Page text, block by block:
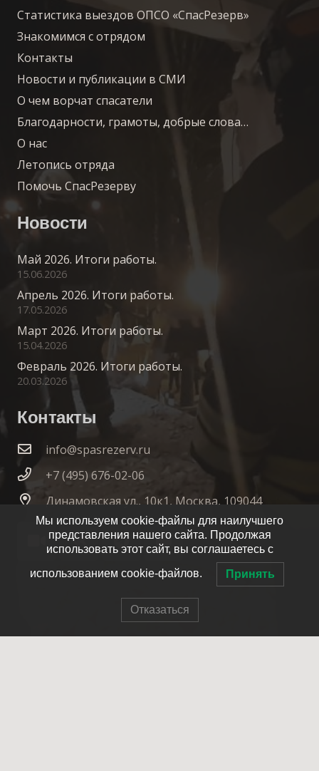
Статистика выездов ОПСО «СпасРезерв»
Знакомимся с отрядом
Контакты
Новости и публикации в СМИ
О чем ворчат спасатели
Благодарности, грамоты, добрые слова…
О нас
Летопись отряда
Помочь СпасРезерву
Новости
Май 2026. Итоги работы.
15.06.2026
Апрель 2026. Итоги работы.
17.05.2026
Март 2026. Итоги работы.
15.04.2026
Февраль 2026. Итоги работы.
20.03.2026
Контакты
info@spasrezerv.ru
+7 (495) 676-02-06
Динамовская ул., 10к1, Москва, 109044
Мы используем cookie-файлы для наилучшего
представления нашего сайта. Продолжая
использовать этот сайт, вы соглашаетесь с
использованием cookie-файлов. Принять
Отказаться